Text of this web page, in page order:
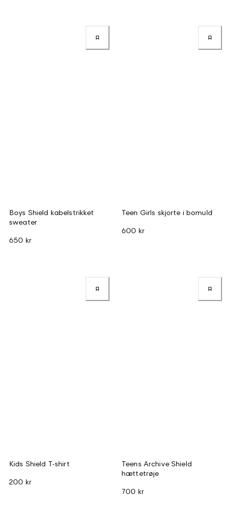
Boys Shield kabelstrikket
sweater
650 kr
Teen Girls skjorte i bomuld
600 kr
Kids Shield T-shirt
200 kr
Teens Archive Shield
hættetrøje
700 kr